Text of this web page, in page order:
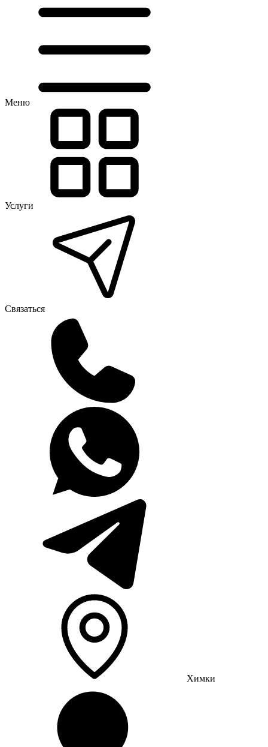
Меню
Услуги
Связаться
Химки